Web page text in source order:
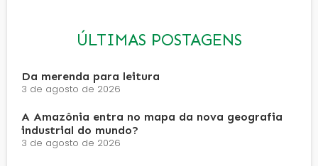
ÚLTIMAS POSTAGENS
Da merenda para leitura
3 de agosto de 2026
A Amazônia entra no mapa da nova geografia
industrial do mundo?
3 de agosto de 2026